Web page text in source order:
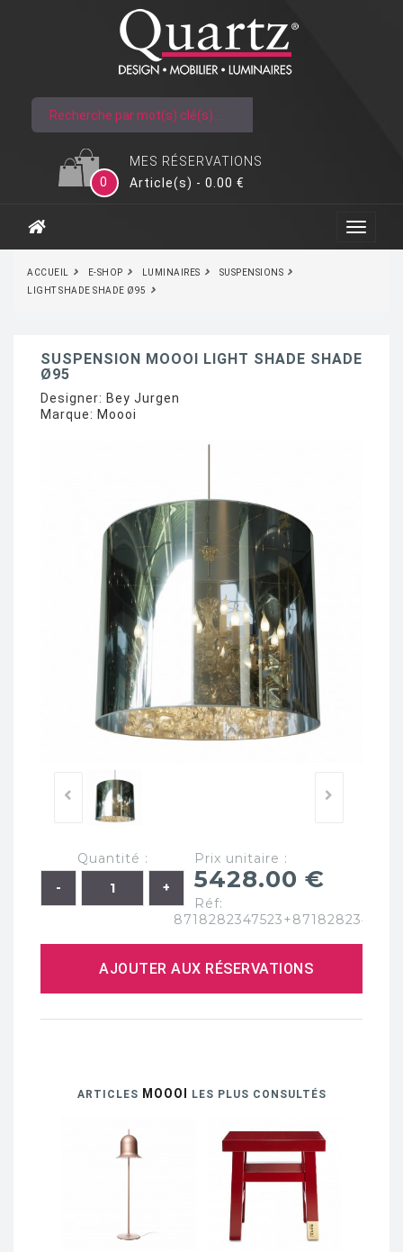
MES RÉSERVATIONS
0
Article(s) - 0.00 €
ACCUEIL E-SHOP LUMINAIRES
SUSPENSIONS
LIGHT SHADE SHADE Ø95
SUSPENSION MOOOI LIGHT SHADE SHADE
Ø95
Designer: Bey Jurgen
Marque: Moooi
Quantité : Prix unitaire :
5428.00 €
Réf:
AJOUTER AUX RÉSERVATIONS
ARTICLES MOOOI LES PLUS CONSULTÉS